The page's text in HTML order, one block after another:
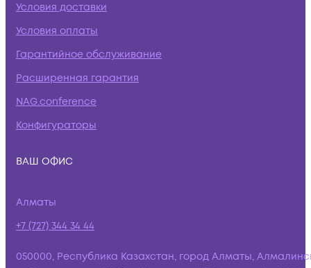
Условия доставки
Условия оплаты
Гарантийное обслуживание
Расширенная гарантия
NAG.conference
Конфигураторы
ВАШ ОФИС
Алматы
+7 (727) 344 34 44
050000, Республика Казахстан, город Алматы,